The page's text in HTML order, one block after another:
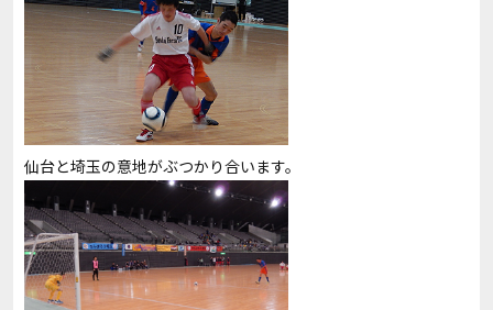
仙台と埼玉の意地がぶつかり合います。